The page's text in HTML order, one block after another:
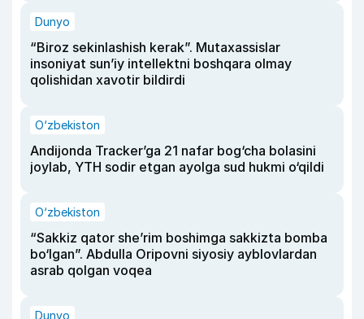
Dunyo
“Biroz sekinlashish kerak”. Mutaxassislar
insoniyat sun’iy intellektni boshqara olmay
qolishidan xavotir bildirdi
O‘zbekiston
Andijonda Tracker’ga 21 nafar bog‘cha bolasini
joylab, YTH sodir etgan ayolga sud hukmi o‘qildi
O‘zbekiston
“Sakkiz qator she’rim boshimga sakkizta bomba
bo‘lgan”. Abdulla Oripovni siyosiy ayblovlardan
asrab qolgan voqea
Dunyo